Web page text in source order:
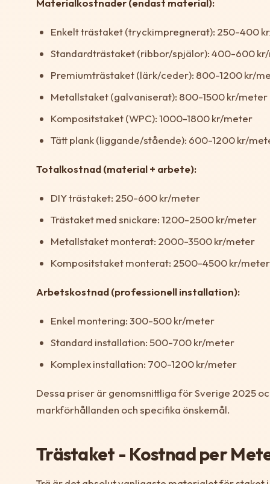
Materialkostnader (endast material):
Enkelt trästaket (tryckimpregnerat): 250-400
Standardträstaket (ribbor/spjälor): 400-600
Premiumträstaket (lärk/ceder): 800-1200 kr/
Metallstaket (galvaniserat): 800-1500 kr/meter
Kompositstaket (WPC): 1000-1800 kr/meter
Tätt plank (liggande/stående): 600-1200 kr/
Totalkostnad (material + arbete):
DIY trästaket: 250-600 kr/meter
Trästaket med snickare: 1200-2500 kr/meter
Metallstaket monterat: 2000-3500 kr/meter
Kompositstaket monterat: 2500-4500 kr/meter
Arbetskostnad (professionell installation):
Enkel montering: 300-500 kr/meter
Standard installation: 500-700 kr/meter
Komplex installation: 700-1200 kr/meter
Dessa priser är genomsnittliga för Sverige 2025
markförhållanden och specifika önskemål.
Trästaket - Kostnad per